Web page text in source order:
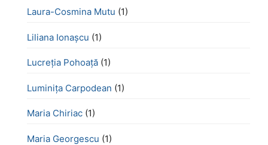
Laura-Cosmina Mutu (1)
Liliana Ionașcu (1)
Lucreţia Pohoaţă (1)
Luminița Carpodean (1)
Maria Chiriac (1)
Maria Georgescu (1)